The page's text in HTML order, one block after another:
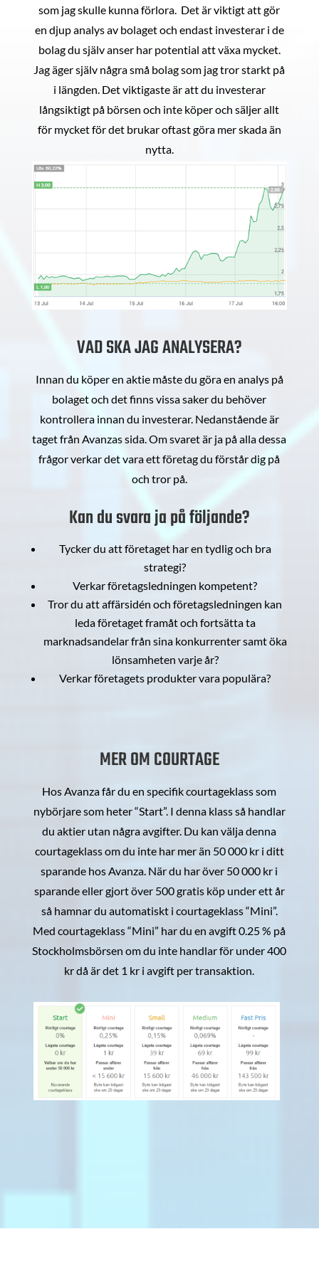
som jag skulle kunna förlora. Det är viktigt att gör
en djup analys av bolaget och endast investerar i de
bolag du själv anser har potential att växa mycket.
Jag äger själv några små bolag som jag tror starkt på
i längden. Det viktigaste är att du investerar
långsiktigt på börsen och inte köper och säljer allt
för mycket för det brukar oftast göra mer skada än
nytta.
VAD SKA JAG ANALYSERA?
Innan du köper en aktie måste du göra en analys på
bolaget och det finns vissa saker du behöver
kontrollera innan du investerar. Nedanstående är
taget från Avanzas sida. Om svaret är ja på alla dessa
frågor verkar det vara ett företag du förstår dig på
och tror på.
Kan du svara ja på följande?
Tycker du att företaget har en tydlig och bra
strategi?
Verkar företagsledningen kompetent?
Tror du att affärsidén och företagsledningen kan
leda företaget framåt och fortsätta ta
marknadsandelar från sina konkurrenter samt öka
lönsamheten varje år?
Verkar företagets produkter vara populära?
MER OM COURTAGE
Hos Avanza får du en specifik courtageklass som
nybörjare som heter “Start”. I denna klass så handlar
du aktier utan några avgifter. Du kan välja denna
courtageklass om du inte har mer än 50 000 kr i ditt
sparande hos Avanza. När du har över 50 000 kr i
sparande eller gjort över 500 gratis köp under ett år
så hamnar du automatiskt i courtageklass “Mini”.
Med courtageklass “Mini” har du en avgift 0.25 % på
Stockholmsbörsen om du inte handlar för under 400
kr då är det 1 kr i avgift per transaktion.